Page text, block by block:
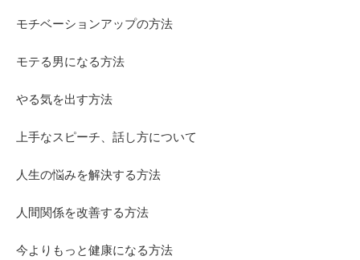
モチベーションアップの方法
モテる男になる方法
やる気を出す方法
上手なスピーチ、話し方について
人生の悩みを解決する方法
人間関係を改善する方法
今よりもっと健康になる方法